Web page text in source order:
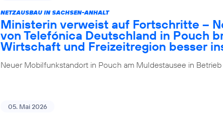
NETZAUSBAU IN SACHSEN-ANHALT
Ministerin verweist auf Fortschritte –
von Telefónica Deutschland in Pouch
Wirtschaft und Freizeitregion besser
Neuer Mobilfunkstandort in Pouch am Muldestausee in Betrieb
05. Mai 2026